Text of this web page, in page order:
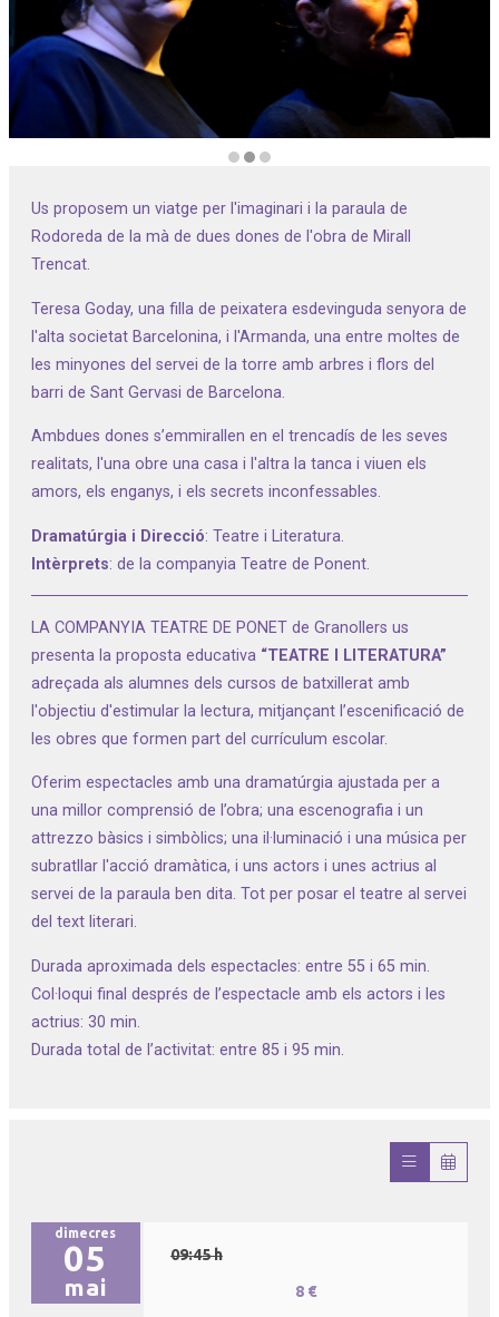
Us proposem un viatge per l'imaginari i la paraula de
Rodoreda de la mà de dues dones de l'obra de Mirall
Trencat.
Teresa Goday, una filla de peixatera esdevinguda senyora de
l'alta societat Barcelonina, i l'Armanda, una entre moltes de
les minyones del servei de la torre amb arbres i flors del
barri de Sant Gervasi de Barcelona.
Ambdues dones s’emmirallen en el trencadís de les seves
realitats, l'una obre una casa i l'altra la tanca i viuen els
amors, els enganys, i els secrets inconfessables.
Dramatúrgia i Direcció: Teatre i Literatura.
Intèrprets: de la companyia Teatre de Ponent.
LA COMPANYIA TEATRE DE PONET de Granollers us
presenta la proposta educativa “TEATRE I LITERATURA”
adreçada als alumnes dels cursos de batxillerat amb
l'objectiu d'estimular la lectura, mitjançant l’escenificació de
les obres que formen part del currículum escolar.
Oferim espectacles amb una dramatúrgia ajustada per a
una millor comprensió de l’obra; una escenografia i un
attrezzo bàsics i simbòlics; una il·luminació i una música per
subratllar l'acció dramàtica, i uns actors i unes actrius al
servei de la paraula ben dita. Tot per posar el teatre al servei
del text literari.
Durada aproximada dels espectacles: entre 55 i 65 min.
Col·loqui final després de l’espectacle amb els actors i les
actrius: 30 min.
Durada total de l’activitat: entre 85 i 95 min.
dimecres
05
mai
09:45 h
8 €